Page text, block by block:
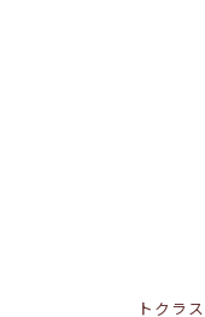
トクラス